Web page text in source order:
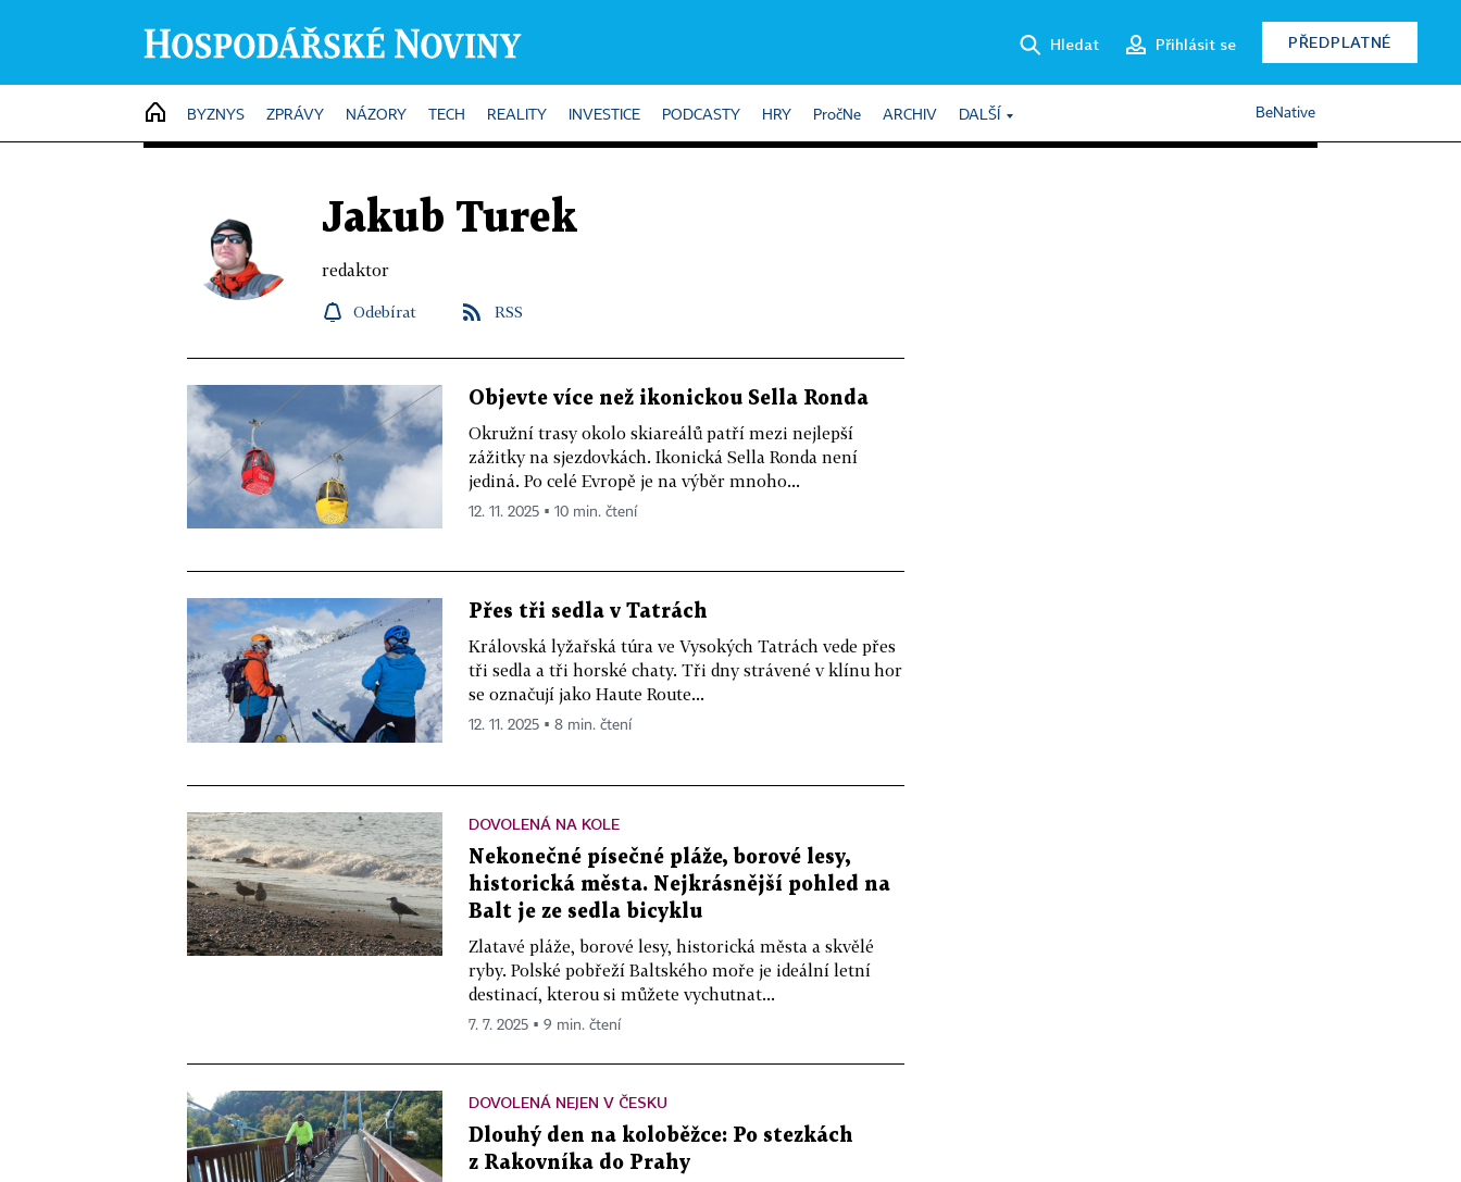
Hledat Přihlásit se PŘEDPLATNÉ
HOME
BYZNYS ZPRÁVY NÁZORY TECH REALITY INVESTICE PODCASTY HRY PročNe ARCHIV DALŠÍ BeNative
Jakub Turek
redaktor
Odebírat RSS
Objevte více než ikonickou Sella Ronda
Okružní trasy okolo skiareálů patří mezi nejlepší
zážitky na sjezdovkách. Ikonická Sella Ronda není
jediná. Po celé Evropě je na výběr mnoho...
12. 11. 2025 ▪ 10 min. čtení
Přes tři sedla v Tatrách
Královská lyžařská túra ve Vysokých Tatrách vede přes
tři sedla a tři horské chaty. Tři dny strávené v klínu hor
se označují jako Haute Route...
12. 11. 2025 ▪ 8 min. čtení
DOVOLENÁ NA KOLE
Nekonečné písečné pláže, borové lesy,
historická města. Nejkrásnější pohled na
Balt je ze sedla bicyklu
Zlatavé pláže, borové lesy, historická města a skvělé
ryby. Polské pobřeží Baltského moře je ideální letní
destinací, kterou si můžete vychutnat...
7. 7. 2025 ▪ 9 min. čtení
DOVOLENÁ NEJEN V ČESKU
Dlouhý den na koloběžce: Po stezkách
z Rakovníka do Prahy